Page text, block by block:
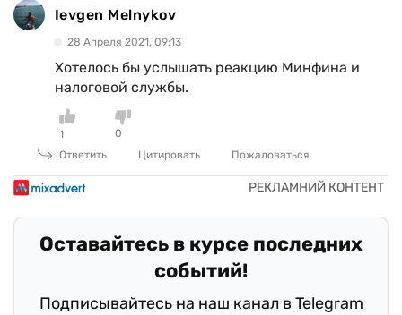
Ievgen Melnykov
28 Апреля 2021, 09:13
Хотелось бы услышать реакцию Минфина и
налоговой службы.
1
0
Ответить
Цитировать Пожаловаться
Оставайтесь в курсе последних
событий!
Подписывайтесь на наш канал в Telegram